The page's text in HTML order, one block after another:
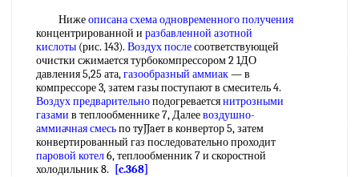
Нижеописана схемаодновременного получения
концентрированной и разбавленной азотной
кислоты (рис. 143). Воздух послесоответствующей
очистки сжимается турбокомпрессором 2 1ДО
давления 5,25 ата,газообразный аммиак— в
компрессоре 3, затем газы поступают в смеситель 4.
Воздух предварительноподогреваетсянитрозными
газами в теплообменнике 7, Далеевоздушно-
аммиачная смесьпo тyJJaeт в конвертор 5, затем
конвертированный газ последовательно проходит
паровой котел6, теплообменник 7 и скоростной
холодильник 8.
[c.368]